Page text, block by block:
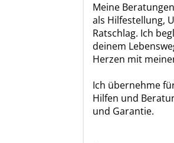
Meine
als Hilfestellung,
Ratschlag. Ich
deinem
Herzen mit
Ich übernehme
Hilfen und
und Garantie.